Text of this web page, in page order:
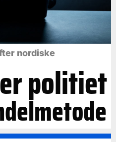
nordiske
politiet